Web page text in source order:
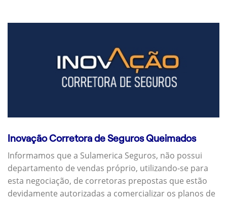
Inovação Corretora de Seguros Queimados
Informamos que a Sulamerica Seguros, não possui
departamento de vendas próprio, utilizando-se para
esta negociação, de corretoras prepostas que estão
devidamente autorizadas a comercializar os planos de